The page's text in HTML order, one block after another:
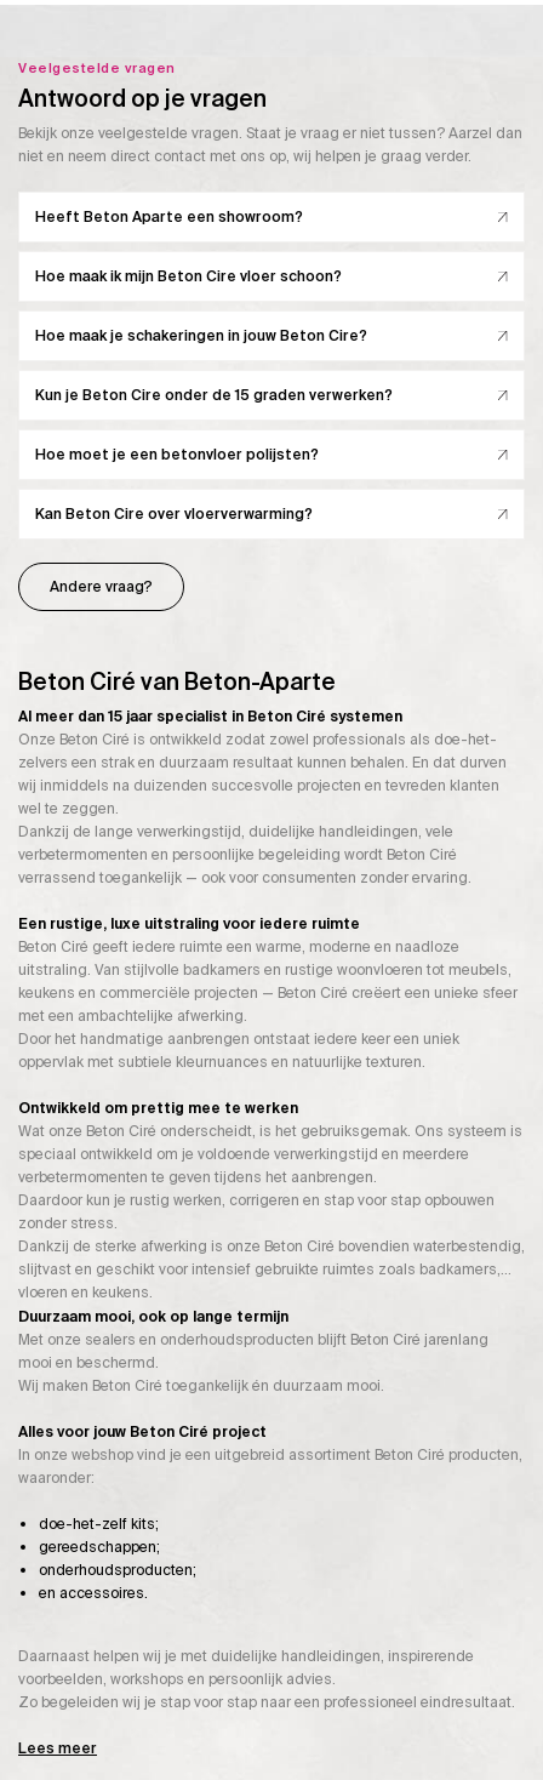
Veelgestelde vragen
Antwoord op je vragen
Bekijk onze veelgestelde vragen. Staat je vraag er niet tussen? Aarzel dan
niet en neem direct contact met ons op, wij helpen je graag verder.
Heeft Beton Aparte een showroom?
Hoe maak ik mijn Beton Cire vloer schoon?
Hoe maak je schakeringen in jouw Beton Cire?
Kun je Beton Cire onder de 15 graden verwerken?
Hoe moet je een betonvloer polijsten?
Kan Beton Cire over vloerverwarming?
Andere vraag?
Beton Ciré van Beton-Aparte
Al meer dan 15 jaar specialist in Beton Ciré systemen
Onze Beton Ciré is ontwikkeld zodat zowel professionals als doe-het-
zelvers een strak en duurzaam resultaat kunnen behalen. En dat durven
wij inmiddels na duizenden succesvolle projecten en tevreden klanten
wel te zeggen.
Dankzij de lange verwerkingstijd, duidelijke handleidingen, vele
verbetermomenten en persoonlijke begeleiding wordt Beton Ciré
verrassend toegankelijk — ook voor consumenten zonder ervaring.
Een rustige, luxe uitstraling voor iedere ruimte
Beton Ciré geeft iedere ruimte een warme, moderne en naadloze
uitstraling. Van stijlvolle badkamers en rustige woonvloeren tot meubels,
keukens en commerciële projecten — Beton Ciré creëert een unieke sfeer
met een ambachtelijke afwerking.
Door het handmatige aanbrengen ontstaat iedere keer een uniek
oppervlak met subtiele kleurnuances en natuurlijke texturen.
Ontwikkeld om prettig mee te werken
Wat onze Beton Ciré onderscheidt, is het gebruiksgemak. Ons systeem is
speciaal ontwikkeld om je voldoende verwerkingstijd en meerdere
verbetermomenten te geven tijdens het aanbrengen.
Daardoor kun je rustig werken, corrigeren en stap voor stap opbouwen
zonder stress.
Dankzij de sterke afwerking is onze Beton Ciré bovendien waterbestendig,
slijtvast en geschikt voor intensief gebruikte ruimtes zoals badkamers,
vloeren en keukens.
Duurzaam mooi, ook op lange termijn
Met onze sealers en onderhoudsproducten blijft Beton Ciré jarenlang
mooi en beschermd.
Wij maken Beton Ciré toegankelijk én duurzaam mooi.
Alles voor jouw Beton Ciré project
In onze webshop vind je een uitgebreid assortiment Beton Ciré producten,
waaronder:
doe-het-zelf kits;
gereedschappen;
onderhoudsproducten;
en accessoires.
Daarnaast helpen wij je met duidelijke handleidingen, inspirerende
voorbeelden, workshops en persoonlijk advies.
Zo begeleiden wij je stap voor stap naar een professioneel eindresultaat.
Lees meer